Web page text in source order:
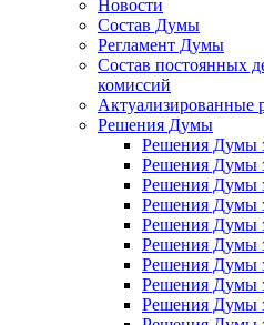
Новости
Состав Думы
Регламент Думы
Состав постоянных
комиссий
Решения Думы
Решения Думы
Решения Думы
Решения Думы
Решения Думы
Решения Думы
Решения Думы
Решения Думы
Решения Думы
Решения Думы